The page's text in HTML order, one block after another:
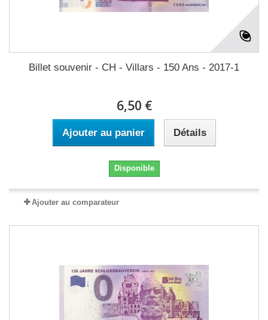
Billet souvenir - CH - Villars - 150 Ans - 2017-1
6,50 €
Ajouter au panier Détails
Disponible
Ajouter au comparateur